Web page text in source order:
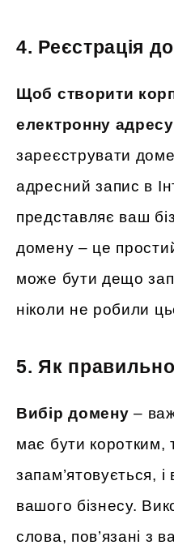
4. Реєстрація
Щоб створити
електронну адресу
зареєструвати
адресний запис в
представляє ваш
домену – це
може бути дещо
ніколи не робили
5. Як
Вибір домену –
має бути коротким,
запам’ятовується,
вашого бізнесу.
слова, пов’язані з